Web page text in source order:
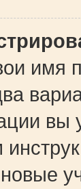
имя
вы